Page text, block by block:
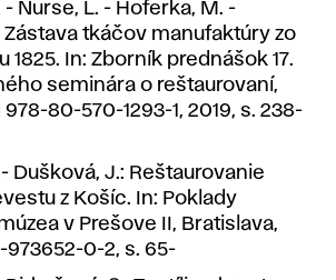
- Nurse, L. - Hoferka, M. -
Zástava tkáčov manufaktúry zo
1825. In: Zborník prednášok 17.
seminára o reštaurovaní,
978-80-570-1293-1, 2019, s. 238-
Dušková, J.: Reštaurovanie
z Košíc. In: Poklady
v Prešove II, Bratislava,
973652-0-2, s. 65-